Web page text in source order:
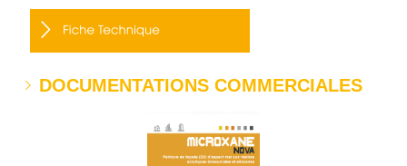
DOCUMENTATIONS COMMERCIALES